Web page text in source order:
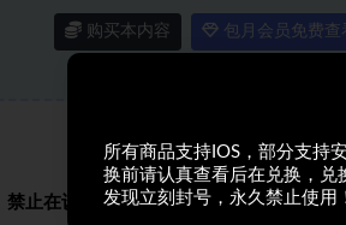
购买本内容 包月会员免费查
禁止在设置登录，否则后果自负！
所有商品支持IOS，部分支持
换前请认真查看后在兑换，兑
发现立刻封号，永久禁止使用